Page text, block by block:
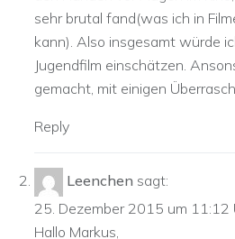
sehr brutal fand(was ich in
kann). Also insgesamt würde
Jugendfilm einschätzen.
gemacht, mit einigen
Reply
Leenchen sagt:
25. Dezember 2015 um 11:12
Hallo Markus,